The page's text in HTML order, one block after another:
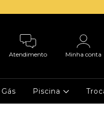
Atendimento Minha conta
Gás Piscina